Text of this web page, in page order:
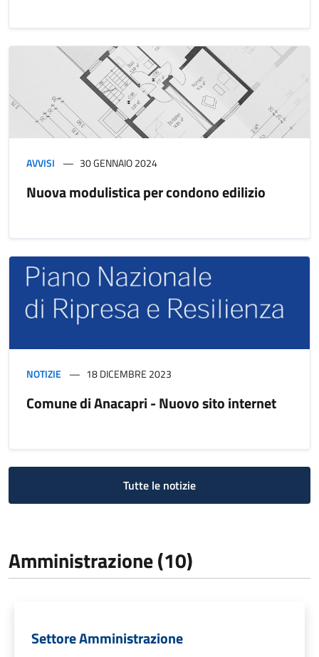
AVVISI 30 GENNAIO 2024
Nuova modulistica per condono edilizio
NOTIZIE 18 DICEMBRE 2023
Comune di Anacapri - Nuovo sito internet
Tutte le notizie
Amministrazione (10)
Settore Amministrazione